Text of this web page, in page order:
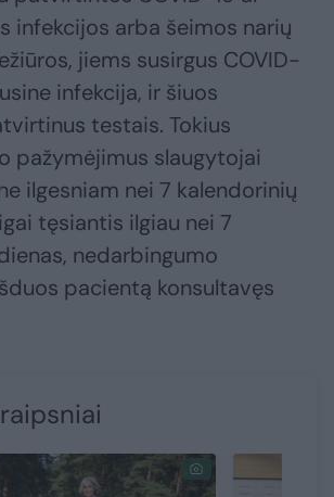
infekcijos arba šeimos narių
jiems susirgus COVID-
infekcija, ir šiuos
testais. Tokius
pažymėjimus slaugytojai
ilgesniam nei 7 kalendorinių
tęsiantis ilgiau nei 7
nedarbingumo
pacientą konsultavęs